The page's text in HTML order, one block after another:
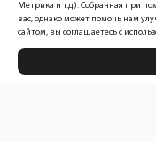
Политика
Метрика и т.д.). Собранная при
вас, однако может помочь нам
сайтом, вы соглашаетесь с